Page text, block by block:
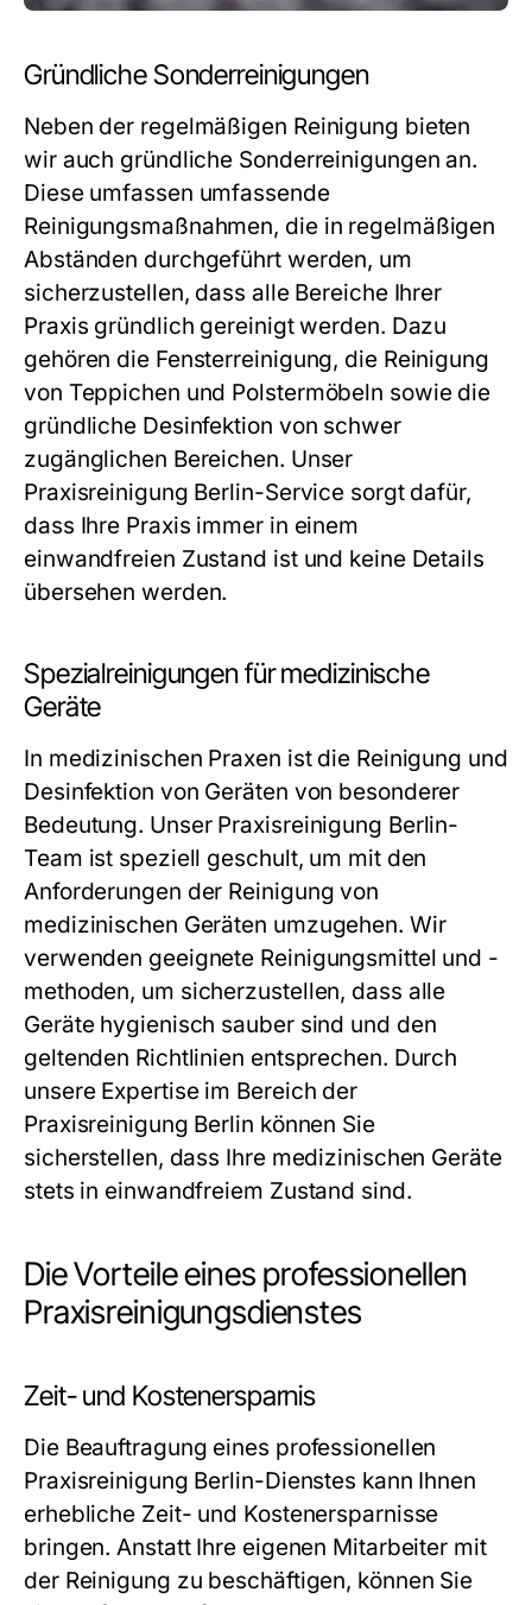
Gründliche Sonderreinigungen
Neben der regelmäßigen Reinigung bieten
wir auch gründliche Sonderreinigungen an.
Diese umfassen umfassende
Reinigungsmaßnahmen, die in regelmäßigen
Abständen durchgeführt werden, um
sicherzustellen, dass alle Bereiche Ihrer
Praxis gründlich gereinigt werden. Dazu
gehören die Fensterreinigung, die Reinigung
von Teppichen und Polstermöbeln sowie die
gründliche Desinfektion von schwer
zugänglichen Bereichen. Unser
Praxisreinigung Berlin-Service sorgt dafür,
dass Ihre Praxis immer in einem
einwandfreien Zustand ist und keine Details
übersehen werden.
Spezialreinigungen für medizinische
Geräte
In medizinischen Praxen ist die Reinigung und
Desinfektion von Geräten von besonderer
Bedeutung. Unser Praxisreinigung Berlin-
Team ist speziell geschult, um mit den
Anforderungen der Reinigung von
medizinischen Geräten umzugehen. Wir
verwenden geeignete Reinigungsmittel und -
methoden, um sicherzustellen, dass alle
Geräte hygienisch sauber sind und den
geltenden Richtlinien entsprechen. Durch
unsere Expertise im Bereich der
Praxisreinigung Berlin können Sie
sicherstellen, dass Ihre medizinischen Geräte
stets in einwandfreiem Zustand sind.
Die Vorteile eines professionellen
Praxisreinigungsdienstes
Zeit- und Kostenersparnis
Die Beauftragung eines professionellen
Praxisreinigung Berlin-Dienstes kann Ihnen
erhebliche Zeit- und Kostenersparnisse
bringen. Anstatt Ihre eigenen Mitarbeiter mit
der Reinigung zu beschäftigen, können Sie